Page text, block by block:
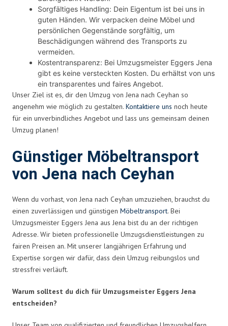
Sorgfältiges Handling: Dein Eigentum ist bei uns in
guten Händen. Wir verpacken deine Möbel und
persönlichen Gegenstände sorgfältig, um
Beschädigungen während des Transports zu
vermeiden.
Kostentransparenz: Bei Umzugsmeister Eggers Jena
gibt es keine versteckten Kosten. Du erhältst von uns
ein transparentes und faires Angebot.
Unser Ziel ist es, dir den Umzug von Jena nach Ceyhan so
angenehm wie möglich zu gestalten. Kontaktiere uns noch heute
für ein unverbindliches Angebot und lass uns gemeinsam deinen
Umzug planen!
Günstiger Möbeltransport
von Jena nach Ceyhan
Wenn du vorhast, von Jena nach Ceyhan umzuziehen, brauchst du
einen zuverlässigen und günstigen Möbeltransport. Bei
Umzugsmeister Eggers Jena aus Jena bist du an der richtigen
Adresse. Wir bieten professionelle Umzugsdienstleistungen zu
fairen Preisen an. Mit unserer langjährigen Erfahrung und
Expertise sorgen wir dafür, dass dein Umzug reibungslos und
stressfrei verläuft.
Warum solltest du dich für Umzugsmeister Eggers Jena
entscheiden?